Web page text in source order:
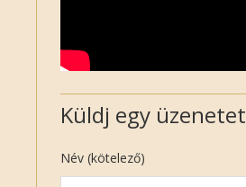
Küldj egy üzenetet
Név (kötelező)